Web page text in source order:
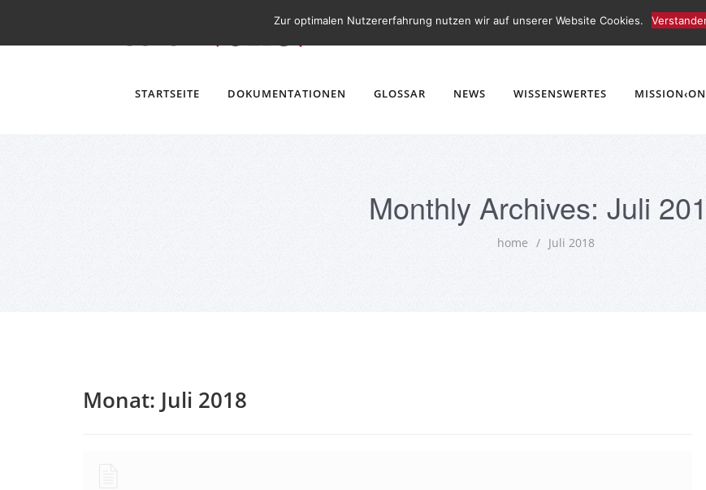
STARTSEITE DOKUMENTATIONEN GLOSSAR NEWS WISSENSWERTES
Monthly Archives: Juli
home / Juli 2018
Monat: Juli 2018
Zur optimalen Nutzererfahrung nutzen wir auf unserer Website Cookies.